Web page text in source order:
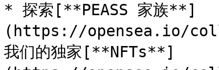
* 探索[**PEASS 家族**]
(https://opensea.io/
我们的独家[**NFTs**]